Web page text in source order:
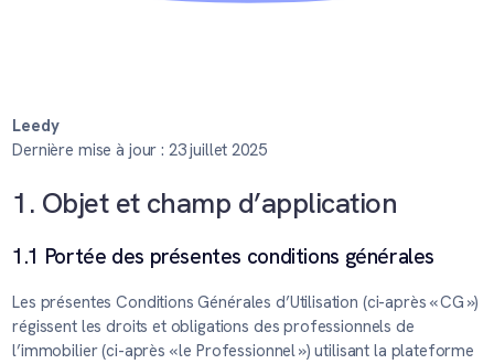
Leedy
Dernière mise à jour : 23 juillet 2025
1. Objet et champ d’application
1.1 Portée des présentes conditions générales
Les présentes Conditions Générales d’Utilisation (ci-après « CG »)
régissent les droits et obligations des professionnels de
l’immobilier (ci-après « le Professionnel ») utilisant la plateforme